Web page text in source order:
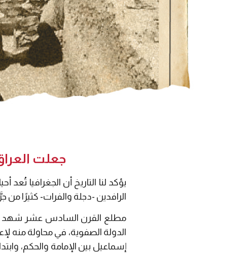
جعلت
يؤكد لنا التاريخ أن الجغرافيا
الرافدين -دجلة والفرات- كثيرًا من
مطلع القرن السادس عشر شهد
الدولة الصفوية، في محاولة منه
إسماعيل بين الإمامة والحكم،